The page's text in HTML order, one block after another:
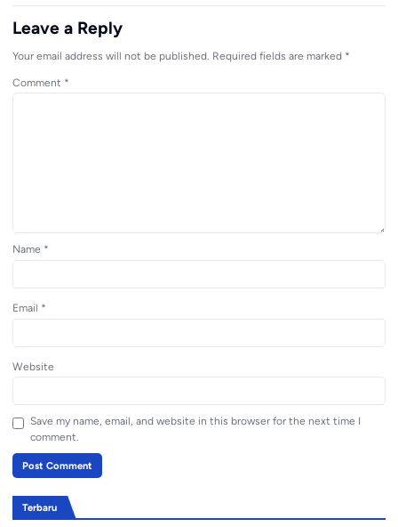
Leave a Reply
Your email address will not be published. Required fields are marked *
Comment *
Name *
Email *
Website
Save my name, email, and website in this browser for the next time I
comment.
Terbaru